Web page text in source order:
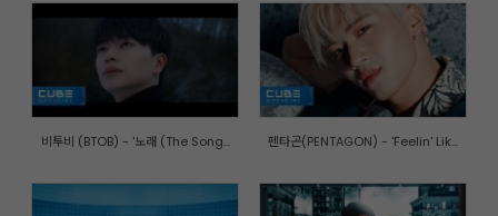
비투비 (BTOB) - '노래 (The Song... 펜타곤(PENTAGON) - 'Feelin' Lik...